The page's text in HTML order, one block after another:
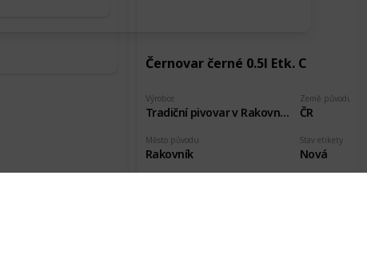
Černovar černé 0.5l Etk. C
Výrobce
Tradiční pivovar v Rakovníku
Země původu
ČR
Stav etikety
Nová
Město původu
Rakovník